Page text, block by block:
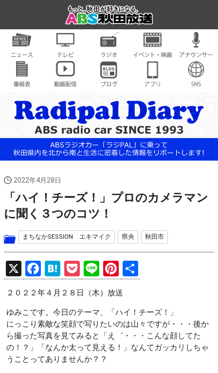
2022年4月28日
「ハイ！チーズ！」プロのカメラマン
に聞く３つのコツ！
まちなかSESSION エキマイク 県央 秋田市
X
F
a
ce
b
o
o
k
H
at
e
n
a
P
o
ck
et
Li
n
e
Pi
nt
er
es
t
有
２０２２年４月２８日（木）放送
ゆみこです。今日のテーマ、「ハイ！チーズ！」
にっこり素敵な笑顔で写りたいのは山々ですが・・・後か
ら撮った写真を見てみると「え゛・・・こんな顔してた
の！？」「なんか太って見える！」なんてガッカリしちゃ
うことってありませんか？？